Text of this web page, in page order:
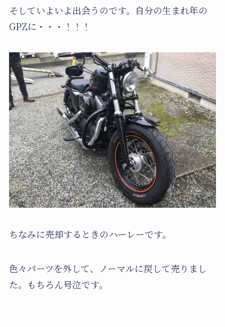
そしていよいよ出会うのです。自分の生まれ年の
GPZに・・・！！！
ちなみに売却するときのハーレーです。
色々パーツを外して、ノーマルに戻して売りまし
た。もちろん号泣です。